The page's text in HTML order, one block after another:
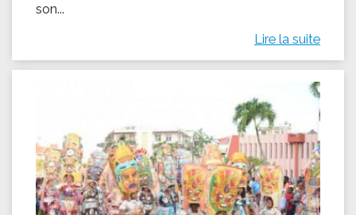
son...
Lire la suite